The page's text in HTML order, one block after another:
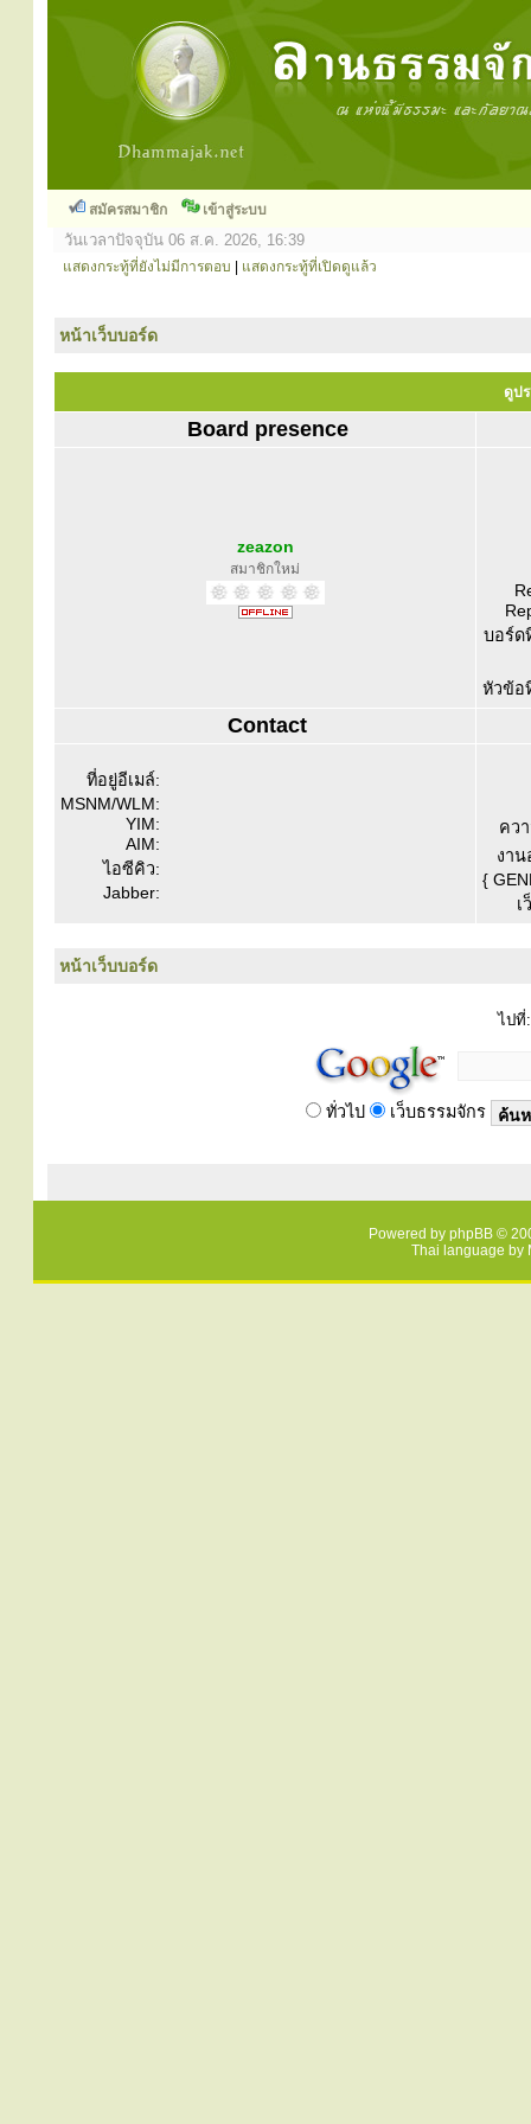
สมัครสมาชิก เข้าสู่ระบบ
วันเวลาปัจจุบัน 06 ส.ค. 2026, 16:39
แสดงกระทู้ที่ยังไม่มีการตอบ แสดงกระทู้ที่เปิดดูแล้ว
หน้าเว็บบอร์ด
ดูป
Board presence
zeazon
สมาชิกใหม่
บอร์ด
หัวข้อ
Contact
ที่อยู่อีเมล์:
MSNM/WLM:
YIM:
AIM:
ไอซีคิว:
Jabber:
คว
งาน
{
เ
หน้าเว็บบอร์ด
ไปที่:
ทั่วไป เว็บธรรมจักร
Powered by phpBB ©
Thai language by